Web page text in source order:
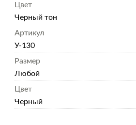
Цвет
Черный тон
Артикул
У-130
Размер
Любой
Цвет
Черный